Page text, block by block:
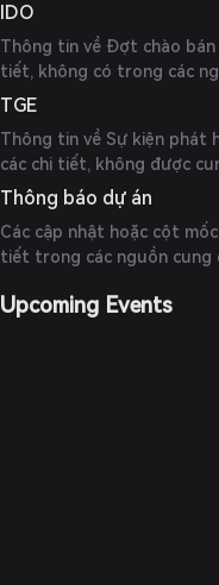
IDO
Thông tin về Đợt chào bán
tiết, không có trong các
TGE
Thông tin về Sự kiện phát
các chi tiết, không được
Thông báo dự án
Các cập nhật hoặc cột
tiết trong các nguồn cung
Upcoming Events